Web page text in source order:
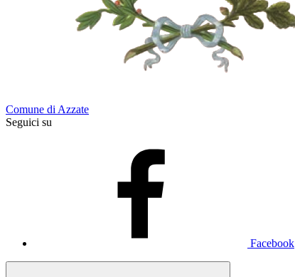
Comune di Azzate
Seguici su
Facebook